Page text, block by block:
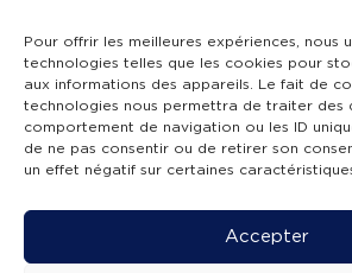
Pour offrir les meilleures expériences, nous
technologies telles que les cookies pour
aux informations des appareils. Le fait de
technologies nous permettra de traiter des
comportement de navigation ou les ID
de ne pas consentir ou de retirer son
un effet négatif sur certaines
Accepter
L’APPLICATION
SUIVEZ-NOUS !
Mentions légales -Accessibilité